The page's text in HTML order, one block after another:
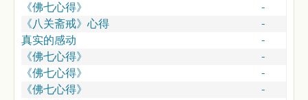
《佛七心得》
-
《八关斋戒》心得
-
真实的感动
-
《佛七心得》
-
《佛七心得》
-
《佛七心得》
-